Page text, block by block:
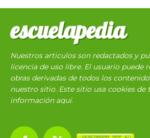
escuelapedia
Nuestros articulos son redactados y
licencia de uso libre. El usuario puede
obras derivadas de todos los
nuestro sitio. Este sitio usa cookies de
información aquí.